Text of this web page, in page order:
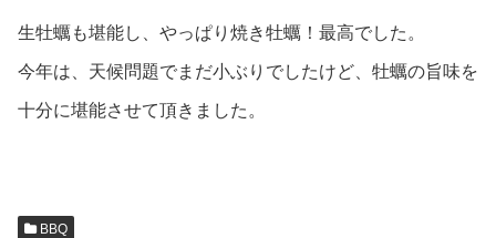
生牡蠣も堪能し、やっぱり焼き牡蠣！最高でした。
今年は、天候問題でまだ小ぶりでしたけど、牡蠣の旨味を
十分に堪能させて頂きました。
BBQ